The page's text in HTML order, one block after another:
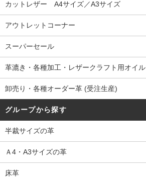
カットレザー A4サイズ／A3サイズ
アウトレットコーナー
スーパーセール
革漉き・各種加工・レザークラフト用オイル
卸売り・各種オーダー革 (受注生産)
グループから探す
半裁サイズの革
Ａ4・A3サイズの革
床革